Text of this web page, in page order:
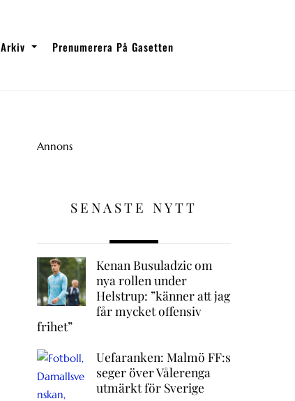
Arkiv Prenumerera På Gasetten
Annons
SENASTE NYTT
Kenan Busuladzic om
nya rollen under
Helstrup: ”känner att jag
får mycket offensiv
frihet”
Uefaranken: Malmö FF:s
seger över Vålerenga
utmärkt för Sverige